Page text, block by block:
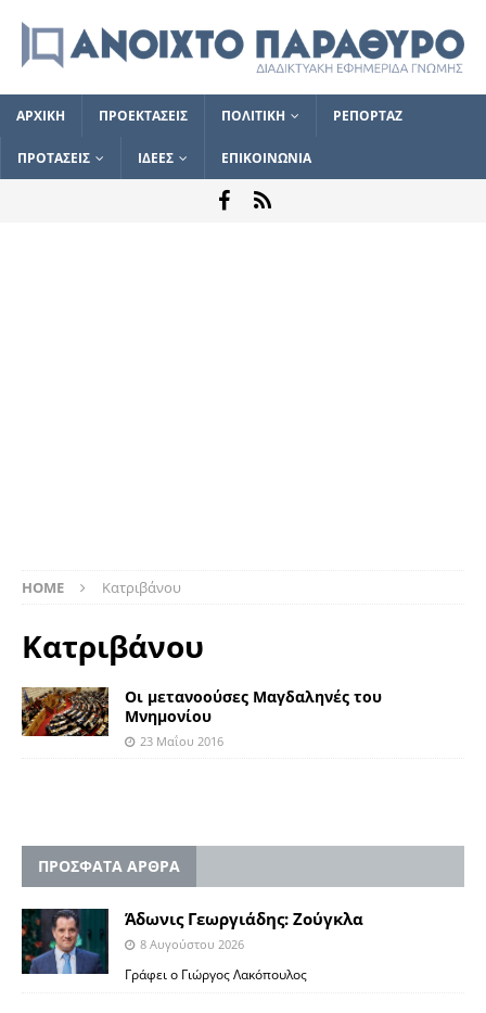
ΑΡΧΙΚΗ ΠΡΟΕΚΤΑΣΕΙΣ ΠΟΛΙΤΙΚΗ ΡΕΠΟΡΤΑΖ
ΠΡΟΤΑΣΕΙΣ ΙΔΕΕΣ ΕΠΙΚΟΙΝΩΝΙΑ
HOME Κατριβάνου
Κατριβάνου
Οι μετανοούσες Μαγδαληνές του
Μνημονίου
23 Μαΐου 2016
ΠΡΟΣΦΑΤΑ ΑΡΘΡΑ
Άδωνις Γεωργιάδης: Ζούγκλα
8 Αυγούστου 2026
Γράφει ο Γιώργος Λακόπουλος